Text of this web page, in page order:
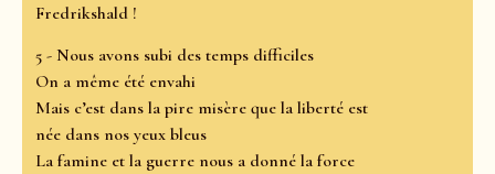
Fredrikshald !
5 - Nous avons subi des temps difficiles
On a même été envahi
Mais c’est dans la pire misère que la liberté est
née dans nos yeux bleus
La famine et la guerre nous a donné la force